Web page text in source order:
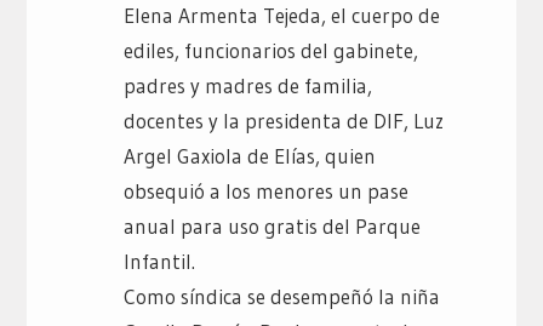
Elena Armenta Tejeda, el cuerpo de
ediles, funcionarios del gabinete,
padres y madres de familia,
docentes y la presidenta de DIF, Luz
Argel Gaxiola de Elías, quien
obsequió a los menores un pase
anual para uso gratis del Parque
Infantil.
Como síndica se desempeñó la niña